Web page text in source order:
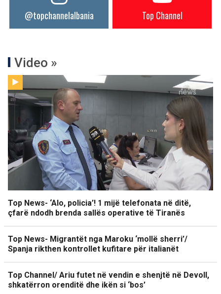
@topchannelalbania Top Channel
Video »
Top News- ‘Alo, policia’! 1 mijë telefonata në ditë,
çfarë ndodh brenda sallës operative të Tiranës
Top News- Migrantët nga Maroku ‘mollë sherri’/
Spanja rikthen kontrollet kufitare për italianët
Top Channel/ Ariu futet në vendin e shenjtë në Devoll,
shkatërron orenditë dhe ikën si ‘bos’